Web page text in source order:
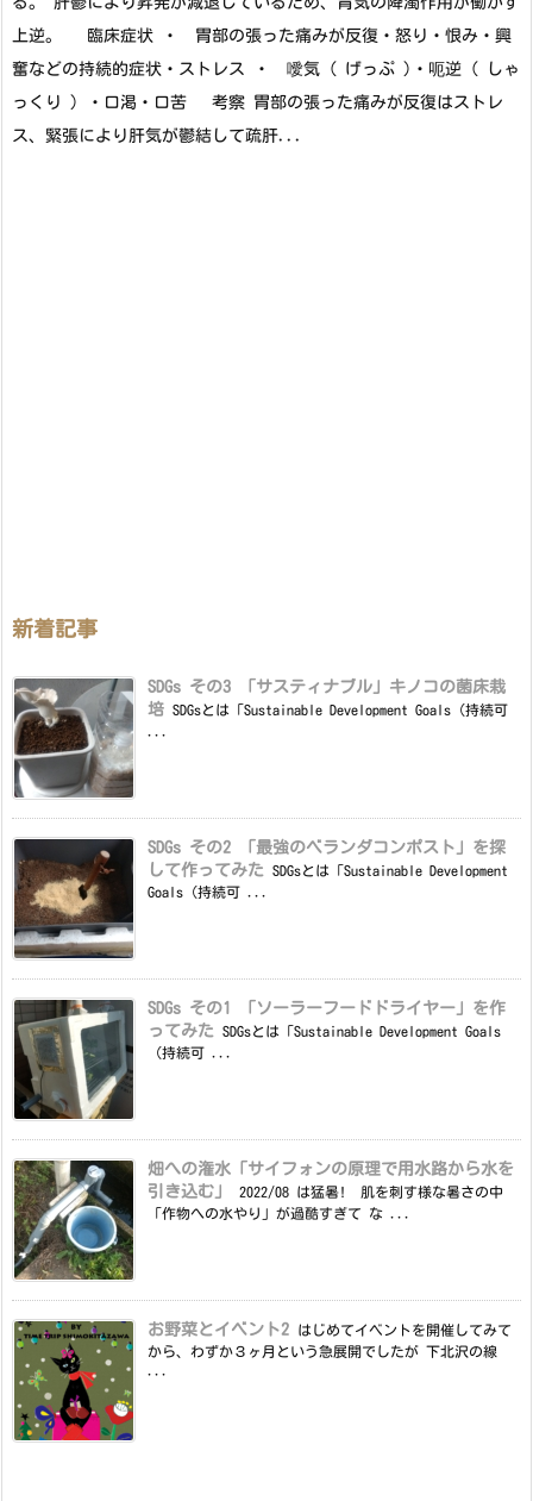
上逆。 臨床症状 ・ 胃部の張った痛みが反復・怒り・恨み・興
奮などの持続的症状・ストレス ・ 噯気 ( げっぷ )・呃逆（ しゃ
っくり ）・口渇・口苦 考察 胃部の張った痛みが反復はストレ
ス、緊張により肝気が鬱結して疏肝...
新着記事
SDGs その3 「サスティナブル」キノコの菌床栽
培 SDGsとは「Sustainable Development Goals（持続可
SDGs その2 「最強のベランダコンポスト」を探
して作ってみた
SDGsとは「Sustainable Development
Goals（持続可 ...
SDGs その1 「ソーラーフードドライヤー」を作
ってみた
SDGsとは「Sustainable Development Goals
（持続可 ...
畑への潅水「サイフォンの原理で用水路から水を
引き込む」
2022/08 は猛暑! 肌を刺す様な暑さの中
「作物への水やり」が過酷すぎて な ...
お野菜とイベント2
はじめてイベントを開催してみて
から、わずか３ヶ月という急展開でしたが 下北沢の線